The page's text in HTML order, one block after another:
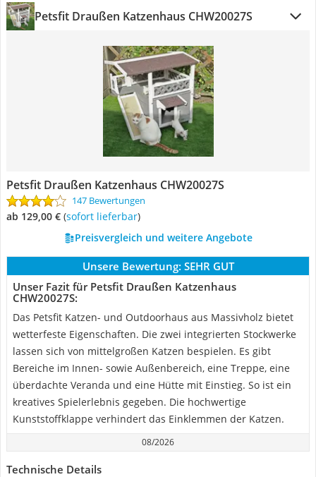
Petsfit Draußen Katzenhaus CHW20027S
Petsfit Draußen Katzenhaus CHW20027S
147 Bewertungen
ab 129,00 € ( Sofort lieferbar)
Preisvergleich und weitere Angebote
Unsere Bewertung: SEHR GUT
Unser Fazit für Petsfit Draußen Katzenhaus
CHW20027S:
Das Petsfit Katzen- und Outdoorhaus aus Massivholz bietet
wetterfeste Eigenschaften. Die zwei integrierten Stockwerke
lassen sich von mittelgroßen Katzen bespielen. Es gibt
Bereiche im Innen- sowie Außenbereich, eine Treppe, eine
überdachte Veranda und eine Hütte mit Einstieg. So ist ein
kreatives Spielerlebnis gegeben. Die hochwertige
Kunststoffklappe verhindert das Einklemmen der Katzen.
08/2026
Technische Details